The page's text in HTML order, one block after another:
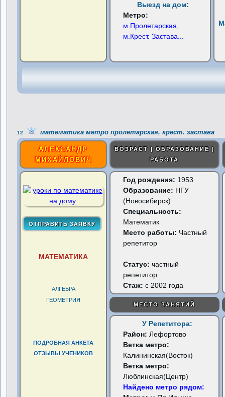
Выезд на дом:
Метро:
м.Пролетарская,
м.Крест. Застава
12 математика метро пролетарская, крест. застава
АЛЕКСАНДР
МИХАЙЛОВИЧ
ВОЗРАСТ | ОБРАЗОВАНИЕ |
РАБОТА
МАТЕМАТИКА
АЛГЕБРА
ГЕОМЕТРИЯ
ПОДРОБНАЯ АНКЕТА
ОТЗЫВЫ УЧЕНИКОВ
Год рождения: 1953
Образование: НГУ
(Новосибирск)
Специальность:
Математик
Место работы: Частный
репетитор
Статус:частный
репетитор
Стаж: с 2002 года
МЕСТО ЗАНЯТИЙ
У Репетитора:
Район:Лефортово
Ветка метро:
Калининская(Восток)
Ветка метро:
Люблинская(Центр)
Найдено метро рядом: